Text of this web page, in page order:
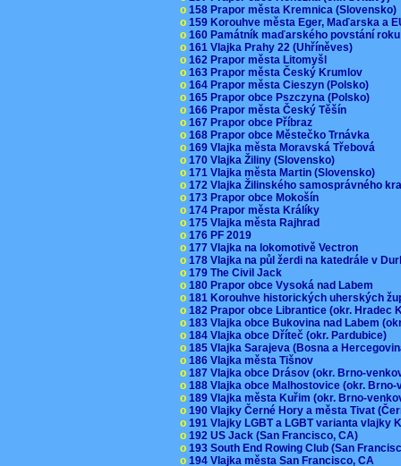
o 158 Prapor města Kremnica (Slovensko)
o 159 Korouhve města Eger, Maďarska a
o 160 Památník maďarského povstání
o 161 Vlajka Prahy 22 (Uhříněves)
o 162 Prapor města Litomyšl
o 163 Prapor města Český Krumlov
o 164 Prapor města Cieszyn (Polsko)
o 165 Prapor obce Pszczyna (Polsko)
o 166 Prapor města Český Těšín
o 167 Prapor obce Příbraz
o 168 Prapor obce Městečko Trnávka
o 169 Vlajka města Moravská Třebová
o 170 Vlajka Žiliny (Slovensko)
o 171 Vlajka města Martin (Slovensko)
o 172 Vlajka Žilinského samosprávného
o 173 Prapor obce Mokošín
o 174 Prapor města Králíky
o 175 Vlajka města Rajhrad
o 176 PF 2019
o 177 Vlajka na lokomotivě Vectron
o 178 Vlajka na půl žerdi na katedrále v
o 179 The Civil Jack
o 180 Prapor obce Vysoká nad Labem
o 181 Korouhve historických uherských
o 182 Prapor obce Librantice (okr. Hradec
o 183 Vlajka obce Bukovina nad Labem
o 184 Vlajka obce Dříteč (okr. Pardubice)
o 185 Vlajka Sarajeva (Bosna a
o 186 Vlajka města Tišnov
o 187 Vlajka obce Drásov (okr. Brno-
o 188 Vlajka obce Malhostovice (okr.
o 189 Vlajka města Kuřim (okr. Brno-
o 190 Vlajky Černé Hory a města Tivat
o 191 Vlajky LGBT a LGBT varianta vlajky
o 192 US Jack (San Francisco, CA)
o 193 South End Rowing Club (San
o 194 Vlajka města San Francisco, CA